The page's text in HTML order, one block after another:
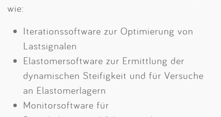
wie:
Iterationssoftware zur Optimierung von
Lastsignalen
Elastomersoftware zur Ermittlung der
dynamischen Steifigkeit und für Versuche
an Elastomerlagern
Monitorsoftware für